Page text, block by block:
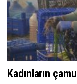
Kadınların